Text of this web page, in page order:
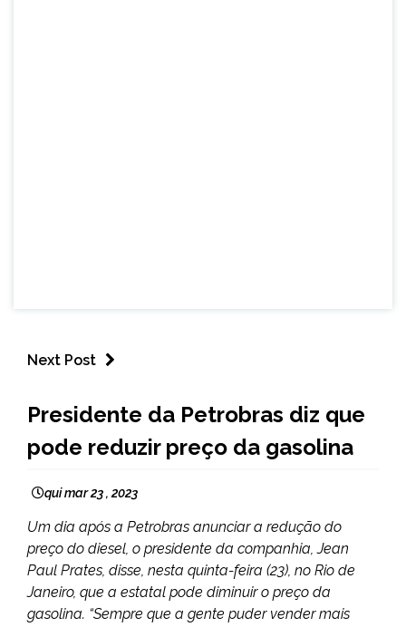
Next Post
NOTÍCIAS
Presidente da Petrobras diz que
pode reduzir preço da gasolina
qui mar 23 , 2023
Um dia após a Petrobras anunciar a redução do
preço do diesel, o presidente da companhia, Jean
Paul Prates, disse, nesta quinta-feira (23), no Rio de
Janeiro, que a estatal pode diminuir o preço da
gasolina. “Sempre que a gente puder vender mais